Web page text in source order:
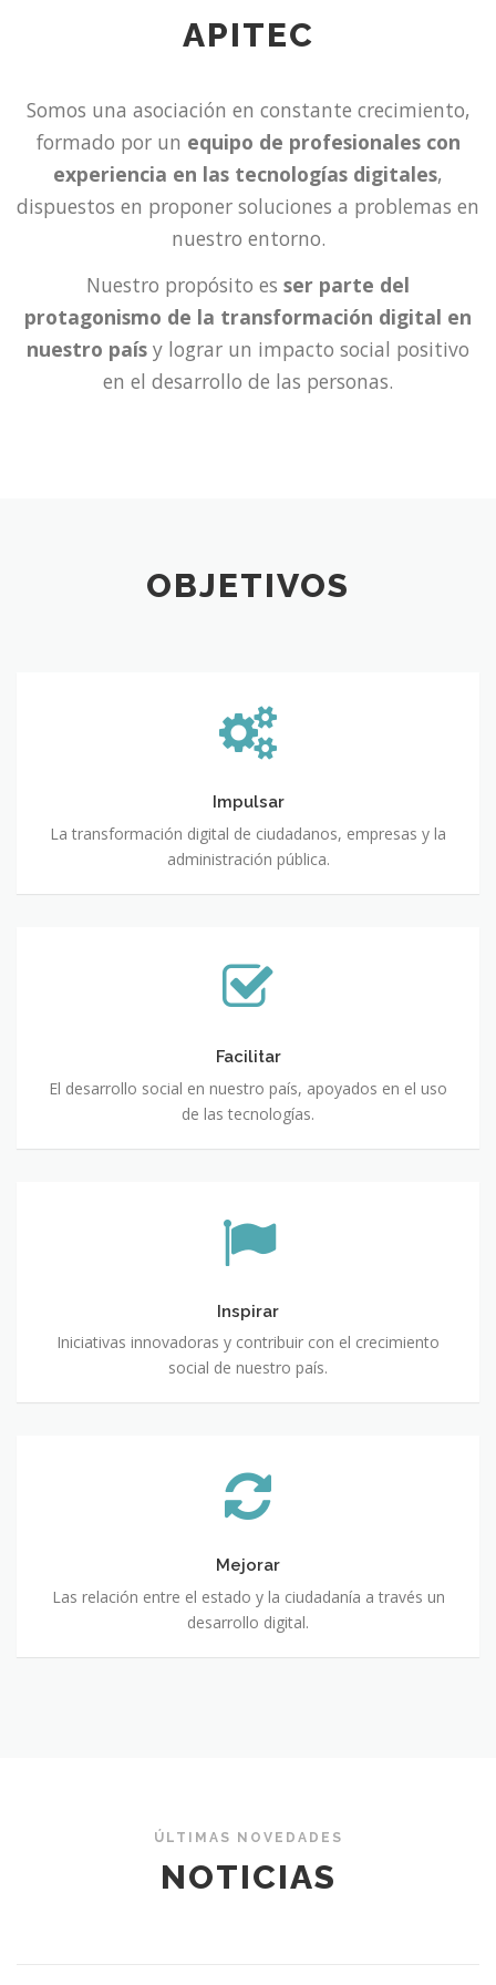
APITEC
Somos una asociación en constante crecimiento,
formado por un equipo de profesionales con
experiencia en las tecnologías digitales,
dispuestos en proponer soluciones a problemas en
nuestro entorno.
Nuestro propósito es ser parte del
protagonismo de la transformación digital en
nuestro país y lograr un impacto social positivo
en el desarrollo de las personas.
OBJETIVOS
Impulsar
La transformación digital de ciudadanos, empresas y la
administración pública.
Facilitar
El desarrollo social en nuestro país, apoyados en el uso
de las tecnologías.
Inspirar
Iniciativas innovadoras y contribuir con el crecimiento
social de nuestro país.
Mejorar
Las relación entre el estado y la ciudadanía a través un
desarrollo digital.
ÚLTIMAS NOVEDADES
NOTICIAS